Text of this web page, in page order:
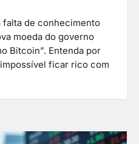
falta de conhecimento
moeda do governo
Bitcoin”. Entenda por
ficar rico com